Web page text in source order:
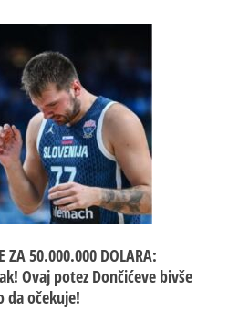
ZA 50.000.000 DOLARA:
Ovaj potez Dončićeve bivše
da očekuje!